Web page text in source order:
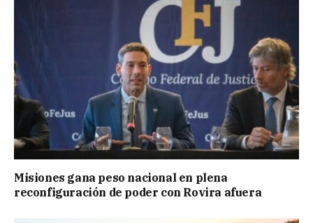
Misiones gana peso nacional en plena
reconfiguración de poder con Rovira afuera